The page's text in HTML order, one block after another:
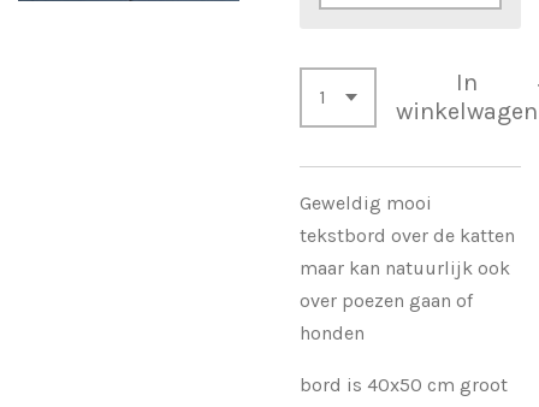
In
winkelwagen
Geweldig mooi
tekstbord over de katten
maar kan natuurlijk ook
over poezen gaan of
honden
bord is 40x50 cm groot